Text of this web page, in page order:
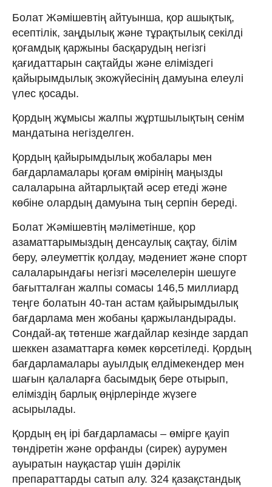
Болат Жәмішевтің айтуынша, қор ашықтық,
есептілік, заңдылық және тұрақтылық секілді
қоғамдық қаржыны басқарудың негізгі
қағидаттарын сақтайды және еліміздегі
қайырымдылық экожүйесінің дамуына елеулі
үлес қосады.
Қордың жұмысы жалпы жұртшылықтың сенім
мандатына негізделген.
Қордың қайырымдылық жобалары мен
бағдарламалары қоғам өмірінің маңызды
салаларына айтарлықтай әсер етеді және
көбіне олардың дамуына тың серпін береді.
Болат Жәмішевтің мәліметінше, қор
азаматтарымыздың денсаулық сақтау, білім
беру, әлеуметтік қолдау, мәдениет және спорт
салаларындағы негізгі мәселелерін шешуге
бағытталған жалпы сомасы 146,5 миллиард
теңге болатын 40-тан астам қайырымдылық
бағдарлама мен жобаны қаржыландырады.
Сондай-ақ төтенше жағдайлар кезінде зардап
шеккен азаматтарға көмек көрсетіледі. Қордың
бағдарламалары ауылдық елдімекендер мен
шағын қалаларға басымдық бере отырып,
еліміздің барлық өңірлерінде жүзеге
асырылады.
Қордың ең ірі бағдарламасы – өмірге қауіп
төндіретін және орфанды (сирек) аурумен
ауыратын науқастар үшін дәрілік
препараттарды сатып алу. 324 қазақстандық